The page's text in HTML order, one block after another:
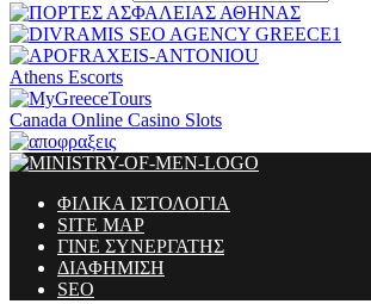
Athens Escorts
Canada Online Casino Slots
ΦΙΛΙΚΑ ΙΣΤΟΛΟΓΙΑ
SITE MAP
ΓΙΝΕ ΣΥΝΕΡΓΑΤΗΣ
ΔΙΑΦΗΜΙΣΗ
SEO